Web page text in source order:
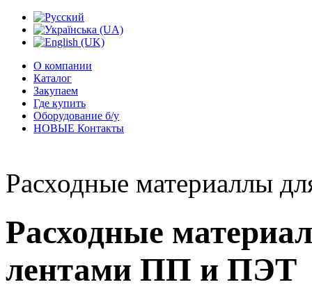
О компании
Каталог
Закупаем
Где купить
Оборудование б/у
НОВЫЕ Контакты
Расходные материаллы
Расходные
лентами ПП и ПЭТ